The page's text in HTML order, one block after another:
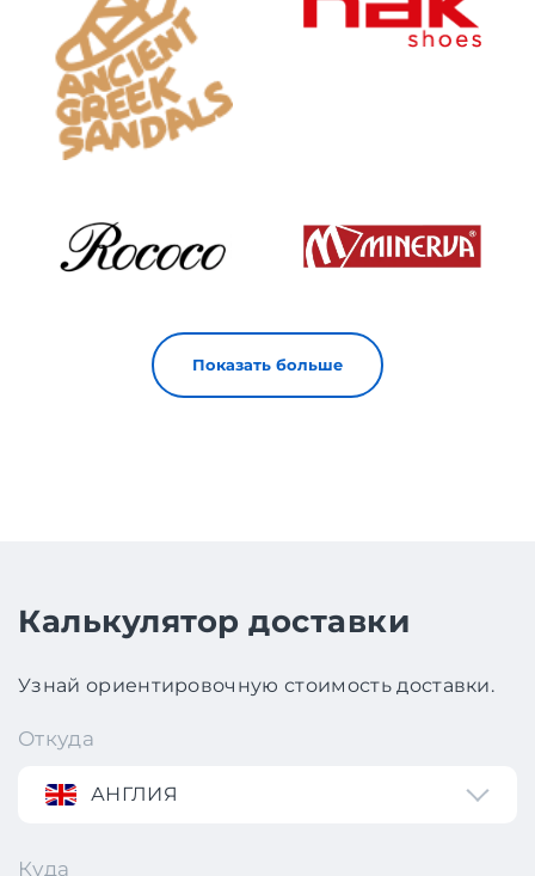
Показать больше
Калькулятор доставки
Узнай ориентировочную стоимость доставки.
Откуда
АНГЛИЯ
Куда